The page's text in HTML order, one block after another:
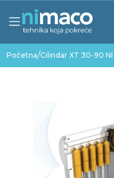
Početna/Cilindar XT 30-90 NI